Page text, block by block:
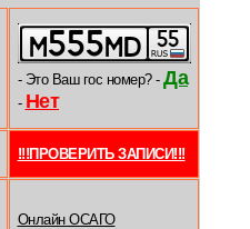
- Это Ваш гос номер? - Да
- Нет
!!!ПРОВЕРИТЬ ЗАПИСИ!!!
Онлайн ОСАГО